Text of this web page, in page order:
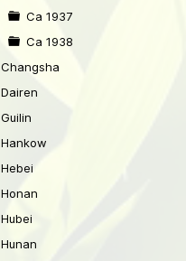
Ca 1937
Ca 1938
Changsha
Dairen
Guilin
Hankow
Hebei
Honan
Hubei
Hunan